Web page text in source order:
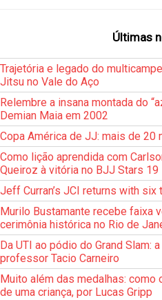
Últimas
Trajetória e legado do
Jitsu no Vale do Aço
Relembre a insana montada do
Demian Maia em 2002
Copa América de JJ: mais de 20
Como lição aprendida com
Queiroz à vitória no BJJ Stars 19
Jeff Curran’s JCI returns with six
Murilo Bustamante recebe faixa
cerimônia histórica no Rio de
Da UTI ao pódio do Grand Slam:
professor Tacio Carneiro
Muito além das medalhas:
de uma criança, por Lucas Gripp